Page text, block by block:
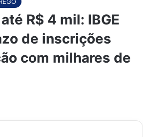
R$ 4 mil: IBGE
de inscrições
com milhares de